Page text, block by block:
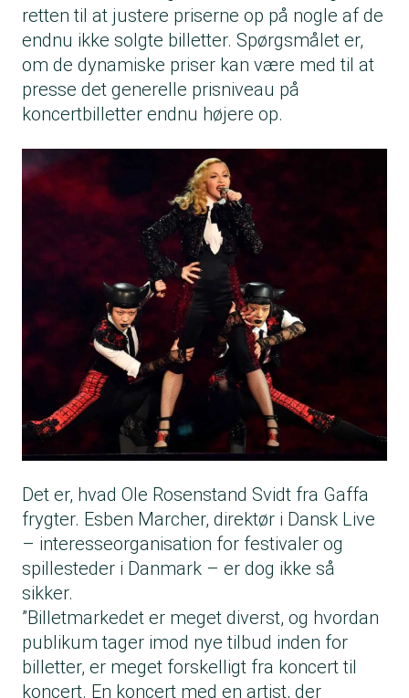
retten til at justere priserne op på nogle af de
endnu ikke solgte billetter. Spørgsmålet er,
om de dynamiske priser kan være med til at
presse det generelle prisniveau på
koncertbilletter endnu højere op.
Det er, hvad Ole Rosenstand Svidt fra Gaffa
frygter. Esben Marcher, direktør i Dansk Live
– interesseorganisation for festivaler og
spillesteder i Danmark – er dog ikke så
sikker.
”Billetmarkedet er meget diverst, og hvordan
publikum tager imod nye tilbud inden for
billetter, er meget forskelligt fra koncert til
koncert. En koncert med en artist, der